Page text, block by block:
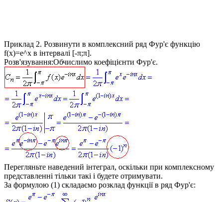
Приклад 2. Розвинути в комплексний ряд Фур'є функцію
f(x)=e^x в інтервалі [-π;π].
Розв'язування:Обчислимо коефіцієнти Фур'є.
Перегляньте наведений інтеграл, оскільки при комплексному
представленні тільки такі і будете отримувати.
За формулою (1) складаємо розклад функції в ряд Фур'є: